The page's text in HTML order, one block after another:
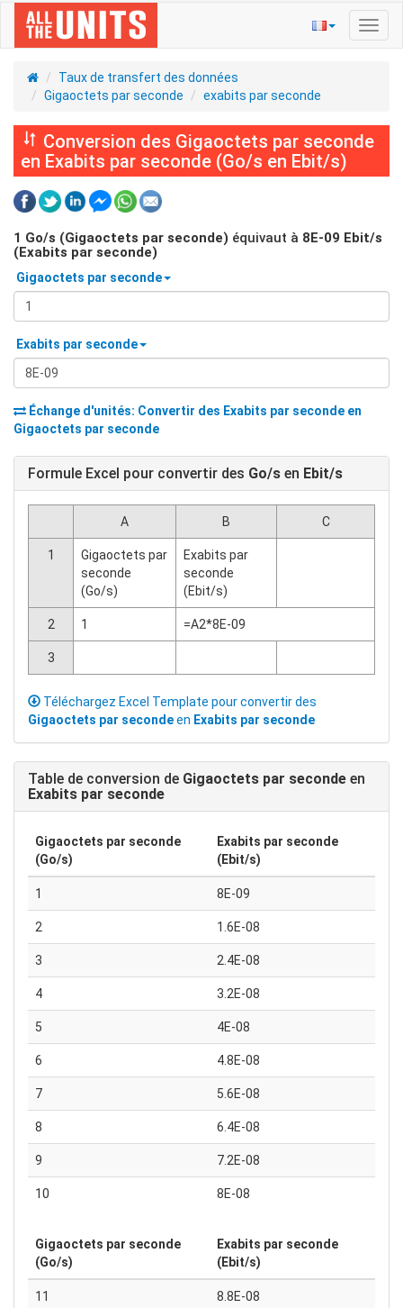
la
Taux de transfert des données
Gigaoctets par seconde
exabits par seconde
Conversion des Gigaoctets par seconde
en Exabits par seconde (Go/s en Ebit/s)
1 Go/s (Gigaoctets par seconde) équivaut à 8E-09 Ebit/s
(Exabits par seconde)
Gigaoctets par seconde
Exabits par seconde
Échange d'unités: Convertir des Exabits par seconde en
Gigaoctets par seconde
Formule Excel pour convertir des Go/s en Ebit/s
A B C
1
Gigaoctets par
seconde
(Go/s)
Exabits par
seconde
(Ebit/s)
2 1 =A2*8E-09
3
Téléchargez Excel Template pour convertir des
Gigaoctets par secondeen Exabits par seconde
Table de conversion de Gigaoctets par seconde en
Exabits par seconde
Gigaoctets par seconde
(Go/s)
Exabits par seconde
(Ebit/s)
1 8E-09
2 1.6E-08
3 2.4E-08
4 3.2E-08
5 4E-08
6 4.8E-08
7 5.6E-08
8 6.4E-08
9 7.2E-08
10 8E-08
Gigaoctets par seconde
(Go/s)
Exabits par seconde
(Ebit/s)
11 8.8E-08